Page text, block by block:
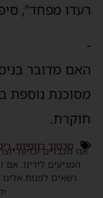
רעדו מפחד”,
-
האם מדובר
מסוכנת נוספת
חוקרת.
סכסוך כנופיות,אנו מכבדים זכויות
המגיעים לידינו. אם
רשאים לפנות